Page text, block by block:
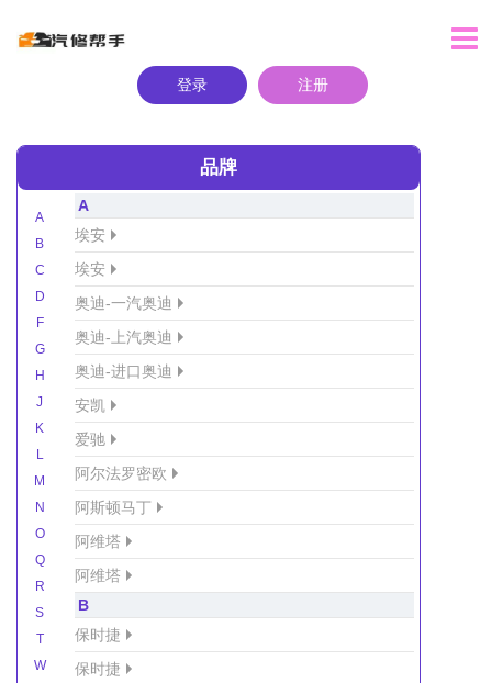
登录 注册
品牌
A
B
C
D
F
G
H
J
K
L
M
N
O
Q
R
S
T
W
A
埃安
埃安
奥迪-一汽奥迪
奥迪-上汽奥迪
奥迪-进口奥迪
安凯
爱驰
阿尔法罗密欧
阿斯顿马丁
阿维塔
阿维塔
B
保时捷
保时捷